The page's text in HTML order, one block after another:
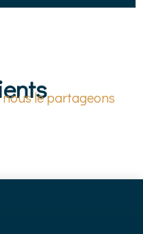
le partageons